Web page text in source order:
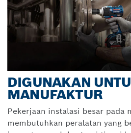
DIGUNAKAN
MANUFAKTUR
Pekerjaan instalasi besar pada
membutuhkan peralatan yang